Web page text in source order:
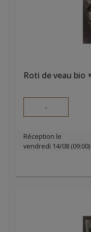
Roti de veau bio
-
Réception le
vendredi 14/08 (09:00)